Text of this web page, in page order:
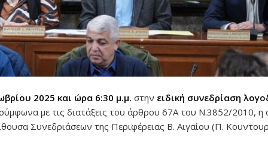
2025 και ώρα 6:30 μ.μ. στην ειδική συνεδρίαση
με τις διατάξεις του άρθρου 67Α του Ν.3852/2010, η
Συνεδριάσεων της Περιφέρειας Β. Αιγαίου (Π.